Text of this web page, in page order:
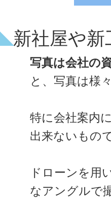
新社屋や
写真は会社の
と、写真は様
特に会社案内
出来ないもの
ドローンを用
なアングルで